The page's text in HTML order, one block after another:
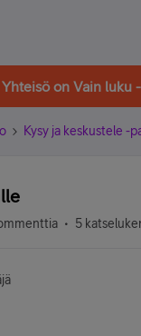
on Vain luku
Kysy ja keskustele -
5